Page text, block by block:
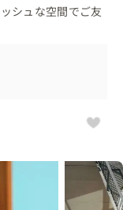
シュな空間でご友